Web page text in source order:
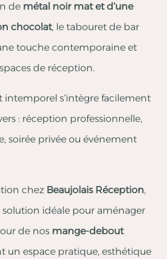
de métal noir mat et d’une
chocolat, le tabouret de bar
touche contemporaine et
de réception.
intemporel s’intègre facilement
: réception professionnelle,
soirée privée ou événement
chez Beaujolais Réception,
idéale pour aménager
de nos mange-debout
un espace pratique, esthétique